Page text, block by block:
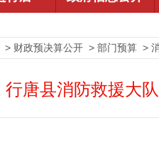
> 财政预决算公开 > 部门预算 >
行唐县消防救援大